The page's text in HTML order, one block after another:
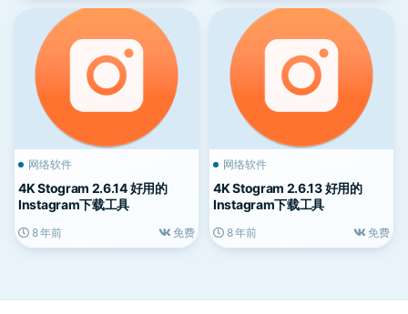
网络软件
4K Stogram 2.6.14 好用的
Instagram下载工具
8 年前 免费
网络软件
4K Stogram 2.6.13 好用的
Instagram下载工具
8 年前 免费